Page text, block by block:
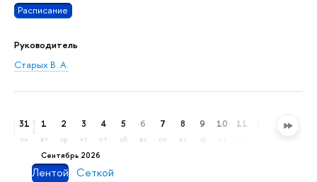
Расписание
Руководитель
Старых В. А.
31
пн
сентябрь 2026
1
вт
2
ср
3
чт
4
пт
5
сб
6
вс
7
пн
8
вт
9 10 11 13
Лентой Сеткой